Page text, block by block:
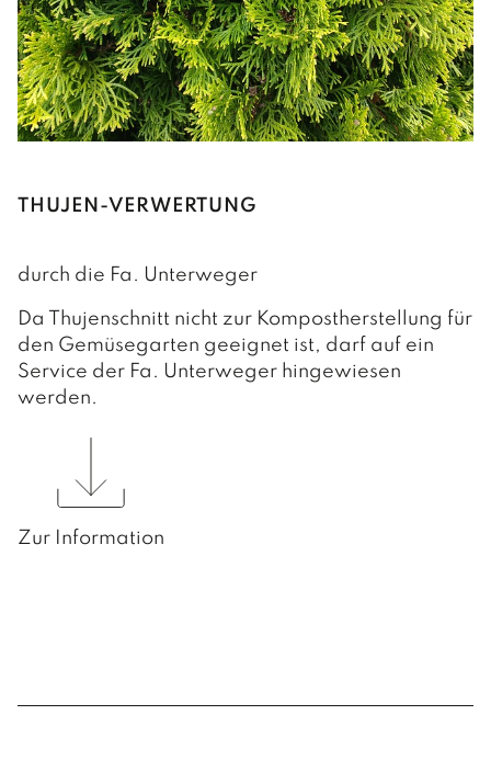
THUJEN-VERWERTUNG
durch die Fa. Unterweger
Da Thujenschnitt nicht zur Kompostherstellung für
den Gemüsegarten geeignet ist, darf auf ein
Service der Fa. Unterweger hingewiesen
werden.
Zur Information